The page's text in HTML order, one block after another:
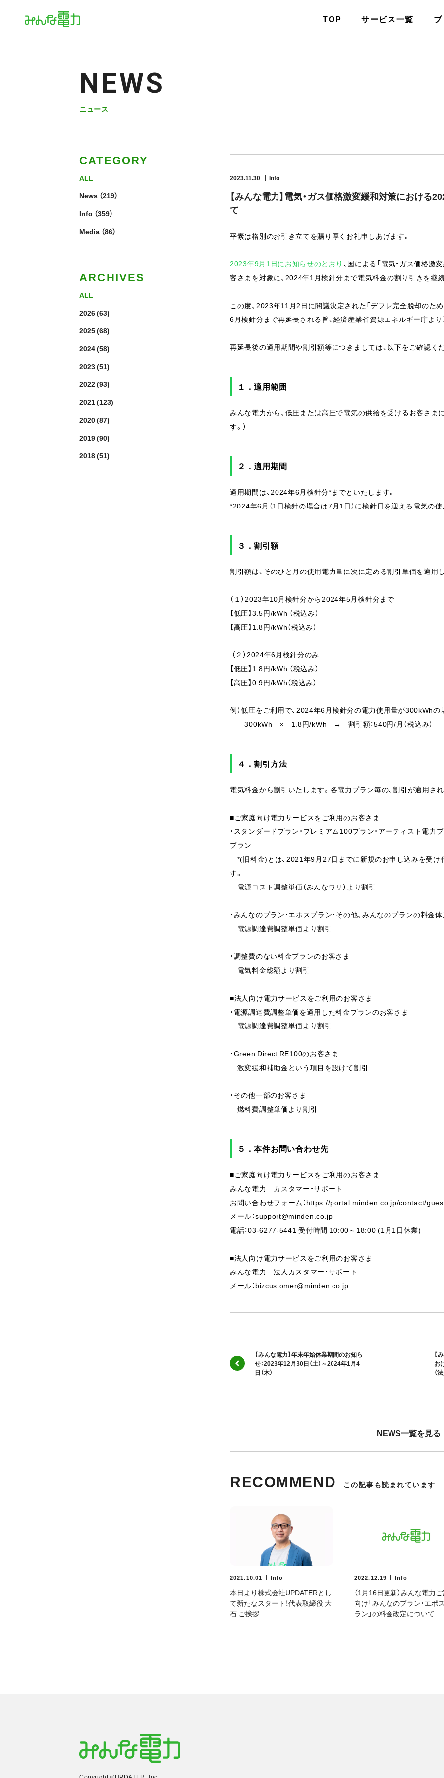
TOP サービス一覧 ブ
NEWS
ニュース
2023.11.30 Info
【みんな電力】電気・ガス価格激変緩和対策における
て
平素は格別のお引き立てを賜り厚くお礼申しあげます。
2023年9月1日にお知らせのとおり 、国による「電気・ガス価格激
客さまを対象に、2024年1月検針分まで電気料金の割り引きを継
この度、2023年11月2日に閣議決定された「デフレ完全脱却のた
6月検針分まで再延長される 旨、経済産業省資源エネルギー庁よ
再延長後の適用期間や割引額等につきましては、以下をご確認くだ
１．適用範囲
みんな電力から、低圧または高圧で電気の供給を受けるお客さま
す。）
２．適用期間
適用期間は、2024年6月検針分*までといたします。
*2024年6月（1日検針の場合は7月1日）に検針日を迎える電気の使
３．割引額
割引額は、そのひと月の使用電力量に次に定める割引単価を適用
（１）2023年10月検針分から2024年5月検針分まで
【低圧】3.5円/kWh （税込み）
【高圧】1.8円/kWh（税込み）
（２）2024年6月検針分のみ
【低圧】1.8円/kWh （税込み）
【高圧】0.9円/kWh（税込み）
例）低圧をご利用で、2024年6月検針分の電力使用量が300kWhの
300kWh × 1.8円/kWh → 割引額：540円/月（税込み）
４．割引方法
電気料金から割引いたします。各電力プラン毎の、割引が適用さ
■ご家庭向け電力サービスをご利用のお客さま
・スタンダードプラン・プレミアム100プラン・アーティスト電力
プラン
*(旧料金)とは、2021年9月27日までに新規のお申し込みを受け
す。
電源コスト調整単価（みんなワリ）より割引
・みんなのプラン・エポスプラン・その他、みんなのプランの料金
電源調達費調整単価より割引
・調整費のない料金プランのお客さま
電気料金総額より割引
■法人向け電力サービスをご利用のお客さま
・電源調達費調整単価を適用した料金プランのお客さま
電源調達費調整単価より割引
・Green Direct RE100のお客さま
激変緩和補助金という項目を設けて割引
・その他一部のお客さま
燃料費調整単価より割引
５．本件お問い合わせ先
■ご家庭向け電力サービスをご利用のお客さま
みんな電力 カスタマー・サポート
お問い合わせフォーム：https://portal.minden.co.jp/contact/
メール：support@minden.co.jp
電話：03-6277-5441 受付時間 10:00～18:00 (1月1日休業)
■法人向け電力サービスをご利用のお客さま
みんな電力 法人カスタマー・サポート
メール：bizcustomer@minden.co.jp
【みんな電力】年末年始休業期間のお知ら
せ：2023年12月30日（土）～2024年1月4
日（木）
【
お
（
NEWS一覧を見る
RECOMMEND この記事も読まれています
2021.10.01 Info
本日より株式会社UPDATERとし
て新たなスタート！代表取締役 大
石 ご挨拶
2022.12.19 Info
（1月16日更新）みんな電力
向け「みんなのプラン・エポ
ラン」の料金改定について
CATEGORY
ALL
News （219）
Info （359）
Media （86）
ARCHIVES
ALL
2026(63)
2025(68)
2024(58)
2023(51)
2022(93)
2021(123)
2020(87)
2019(90)
2018(51)